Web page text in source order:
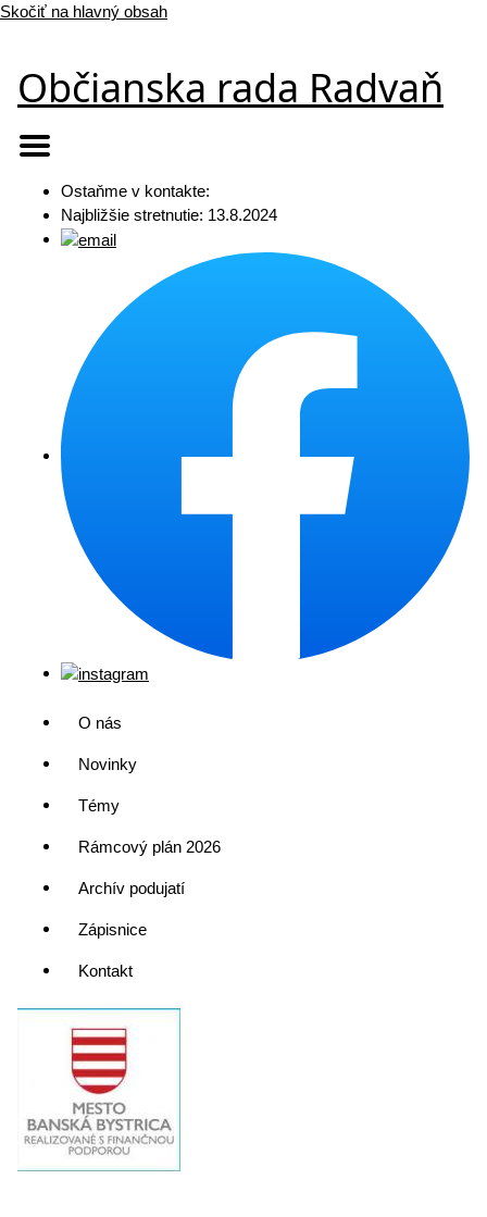
Skočiť na hlavný obsah
Občianska rada Radvaň
Ostaňme v kontakte:
Najbližšie stretnutie: 13.8.2024
O nás
Novinky
Témy
Rámcový plán 2026
Archív podujatí
Zápisnice
Kontakt